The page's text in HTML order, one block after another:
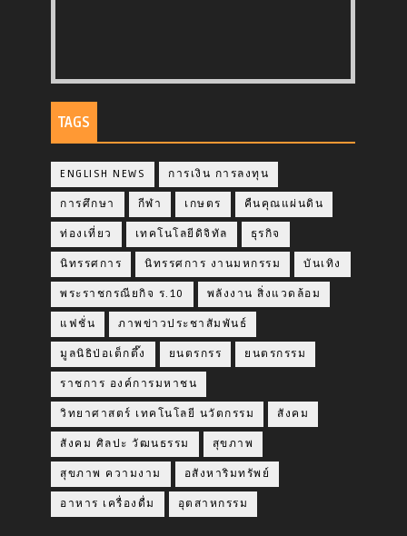
TAGS
ENGLISH NEWS การเงิน การลงทุน
การศึกษา กีฬา เกษตร คืนคุณแผ่นดิน
ท่องเที่ยว เทคโนโลยีดิจิทัล ธุรกิจ
นิทรรศการ นิทรรศการ งานมหกรรม บันเทิง
พระราชกรณียกิจ ร.10 พลังงาน สิ่งแวดล้อม
แฟชั่น ภาพข่าวประชาสัมพันธ์
มูลนิธิป่อเต็กตึ๊ง ยนตรกรร ยนตรกรรม
ราชการ องค์การมหาชน
วิทยาศาสตร์ เทคโนโลยี นวัตกรรม สังคม
สังคม ศิลปะ วัฒนธรรม สุขภาพ
สุขภาพ ความงาม อสังหาริมทรัพย์
อาหาร เครื่องดื่ม อุตสาหกรรม